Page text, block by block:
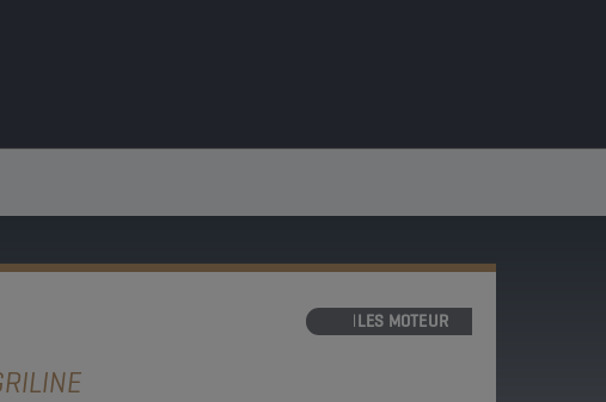
HUILES MOTEUR